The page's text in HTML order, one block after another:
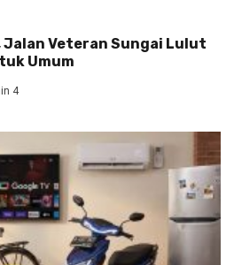
Jalan Veteran Sungai Lulut
Umum
4